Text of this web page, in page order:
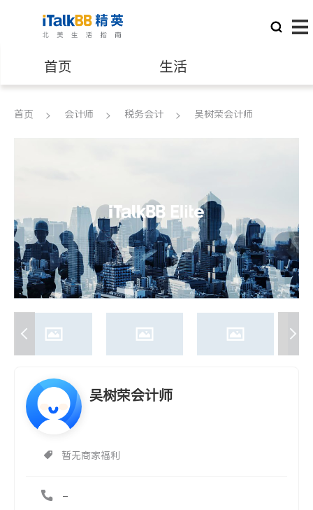
首页 生活
医生 律师
会计师
建筑装修
首页 会计师 税务会计 吴树荣会计师
吴树荣会计师
暂无商家福利
-